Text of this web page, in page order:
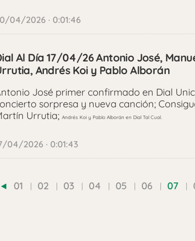
04/2026 · 0:01:46
Al Día 17/04/26 Antonio José,
Andrés Koi y Pablo Alborán
José primer confirmado en Dial
sorpresa y nueva canción;
Urrutia; Andrés Koi y Pablo Alborán en Dial Tal Cual.
04/2026 · 0:01:43
01 02 03 04 05 06 07